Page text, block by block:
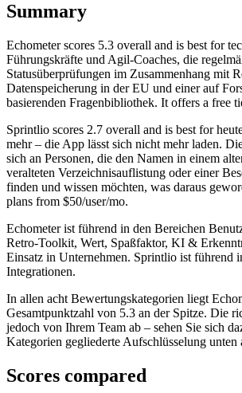
Summary
Echometerscores 5.3 overall and is best for
Führungskräfte und Agil-Coaches, die
Statusüberprüfungen im Zusammenhang mit
Datenspeicherung in der EU und einer auf
basierenden Fragenbibliothek. It offers a free
Sprintlio scores 2.7 overall and is best for
mehr – die App lässt sich nicht mehr laden.
sich an Personen, die den Namen in einem
veralteten Verzeichnisauflistung oder einer
finden und wissen möchten, was daraus
plans from $50/user/mo.
Echometer ist führend in den Bereichen
Retro-Toolkit, Wert, Spaßfaktor, KI &
Einsatz in Unternehmen. Sprintlio ist führend
Integrationen.
In allen acht Bewertungskategorien liegt
Gesamtpunktzahl von 5.3 an der Spitze. Die
jedoch von Ihrem Team ab – sehen Sie sich
Kategorien gegliederte Aufschlüsselung unten
Scores compared